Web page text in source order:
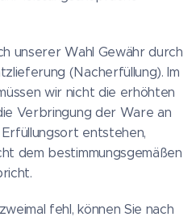
unserer Wahl Gewähr durch
(Nacherfüllung). Im
wir nicht die erhöhten
Verbringung der Ware an
entstehen,
dem bestimmungsgemäßen
fehl, können Sie nach